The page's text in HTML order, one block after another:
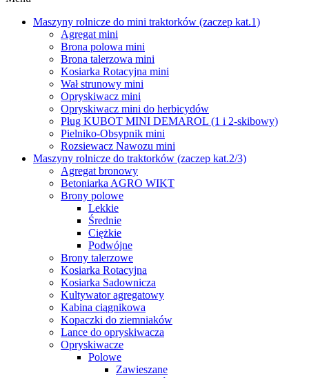
Maszyny rolnicze do mini traktorków (zaczep kat.1)
Agregat mini
Brona polowa mini
Brona talerzowa mini
Kosiarka Rotacyjna mini
Wał strunowy mini
Opryskiwacz mini
Opryskiwacz mini do herbicydów
Pług KUBOT MINI DEMAROL (1 i 2-skibowy)
Pielniko-Obsypnik mini
Rozsiewacz Nawozu mini
Maszyny rolnicze do traktorków (zaczep kat.2/3)
Agregat bronowy
Betoniarka AGRO WIKT
Brony polowe
Lekkie
Średnie
Ciężkie
Podwójne
Brony talerzowe
Kosiarka Rotacyjna
Kosiarka Sadownicza
Kultywator agregatowy
Kabina ciągnikowa
Kopaczki do ziemniaków
Lance do opryskiwacza
Opryskiwacze
Polowe
Zawieszane